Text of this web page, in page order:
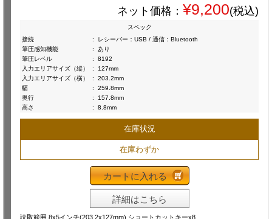
ネット価格： ¥9,200(税込)
スペック
接続
:
レシーバー：USB / 通信：Bluetooth
筆圧感知機能
:
あり
筆圧レベル
:
8192
入力エリアサイズ（縦）
:
127mm
入力エリアサイズ（横）
:
203.2mm
幅
:
259.8mm
奥行
:
157.8mm
高さ
: 8.8mm
在庫状況
在庫わずか
カートに入れる
詳細はこちら
読取範囲 8x5インチ(203.2x127mm) ショートカットキーx8